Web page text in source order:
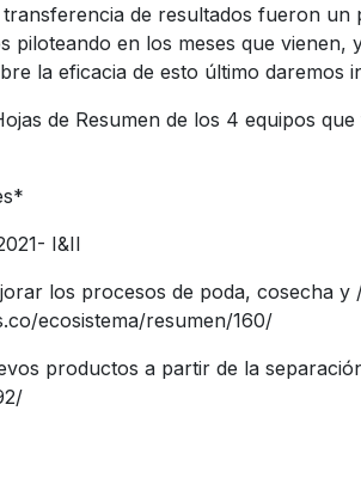
de resultados fueron
piloteando en los meses que
la eficacia de esto último daremos
de Resumen de los 4 equipos
I&II
los procesos de poda, cosecha
ecosistema/resumen/160/
productos a partir de la